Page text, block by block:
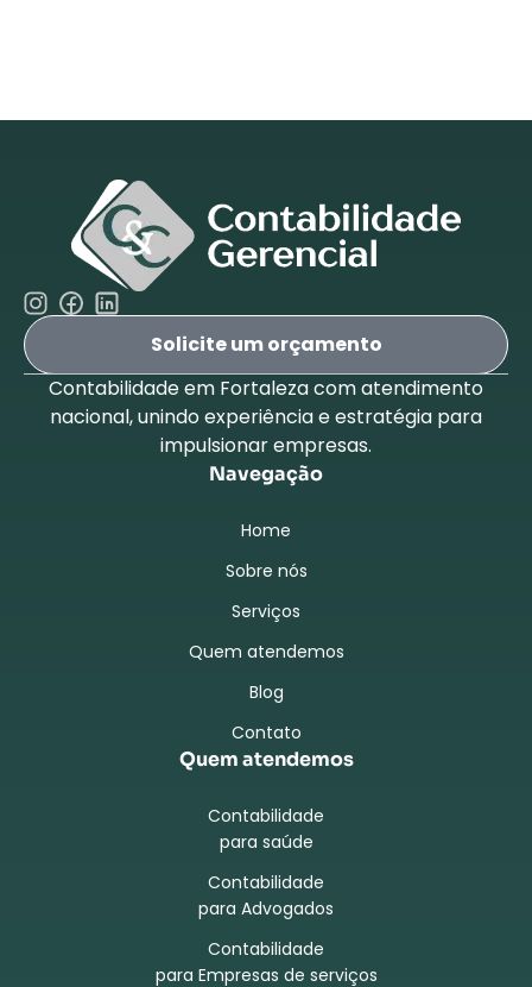
Solicite um orçamento
Contabilidade em Fortaleza com atendimento
nacional, unindo experiência e estratégia para
impulsionar empresas.
Navegação
Home
Sobre nós
Serviços
Quem atendemos
Blog
Contato
Quem atendemos
Contabilidade
para saúde
Contabilidade
para Advogados
Contabilidade
para Empresas de serviços